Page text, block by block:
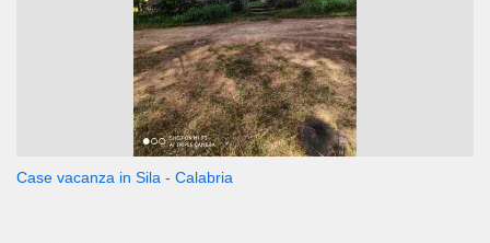
Case vacanza in Sila - Calabria